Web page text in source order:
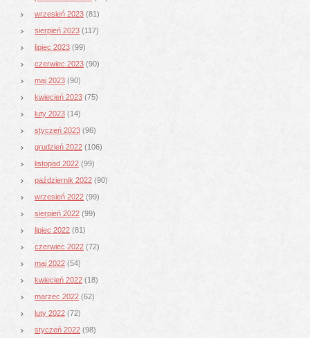
wrzesień 2023 (81)
sierpień 2023 (117)
lipiec 2023 (99)
czerwiec 2023 (90)
maj 2023 (90)
kwiecień 2023 (75)
luty 2023 (14)
styczeń 2023 (96)
grudzień 2022 (106)
listopad 2022 (99)
październik 2022 (90)
wrzesień 2022 (99)
sierpień 2022 (99)
lipiec 2022 (81)
czerwiec 2022 (72)
maj 2022 (54)
kwiecień 2022 (18)
marzec 2022 (62)
luty 2022 (72)
styczeń 2022 (98)